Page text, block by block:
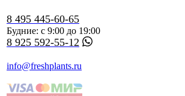
8 495 445-60-65
Будние: с 9:00 до 19:00
8 925 592-55-12
info@freshplants.ru